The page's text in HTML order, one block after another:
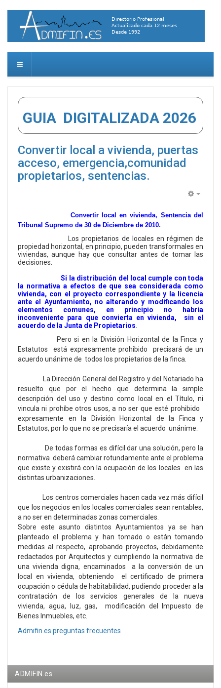
GUIA DIGITALIZADA 2026
Convertir local a vivienda, puertas
acceso, emergencia,comunidad
propietarios, sentencias.
Convertir local en vivienda, Sentencia del
Tribunal Supremo de 30 de Diciembre de 2010.
Los propietarios de locales en régimen de
propiedad horizontal, en principio, pueden transformales en
viviendas, aunque hay que consultar antes de tomar las
decisiones.
Si la distribución del local cumple con toda
la normativa a efectos de que sea considerada como
vivienda, con el proyecto correspondiente y la licencia
ante el Ayuntamiento, no alterando y modificando los
elementos comunes, en principio no habría
inconveniente para que convierta en vivienda, sin el
acuerdo de la Junta de Propietarios
Pero si en la División Horizontal de la Finca y
Estatutos está expresamente prohibido precisará de un
acuerdo unánime de todos los propietarios de la finca.
La Dirección General del Registro y del Notariado ha
resuelto que por el hecho que determina la simple
descripción del uso y destino como local en el Título, ni
vincula ni prohíbe otros usos, a no ser que esté prohibido
expresamente en la División Horizontal de la Finca y
Estatutos, por lo que no se precisaría el acuerdo unánime.
De todas formas es difícil dar una solución, pero la
normativa deberá cambiar rotundamente ante el problema
que existe y existirá con la ocupación de los locales en las
distintas urbanizaciones.
Los centros comerciales hacen cada vez más difícil
que los negocios en los locales comerciales sean rentables,
a no ser en determinadas zonas comerciales.
Sobre este asunto distintos Ayuntamientos ya se han
planteado el problema y han tomado o están tomando
medidas al respecto, aprobando proyectos, debidamente
redactados por Arquitectos y cumpliendo la normativa de
una vivienda digna, encaminados a la conversión de un
local en vivienda, obteniendo el certificado de primera
ocupación o cédula de habitabilidad, pudiendo proceder a la
contratación de los servicios generales de la nueva
vivienda, agua, luz, gas, modificación del Impuesto de
Bienes Inmuebles, etc.
Admifin.es preguntas frecuentes
ADMIFIN.es